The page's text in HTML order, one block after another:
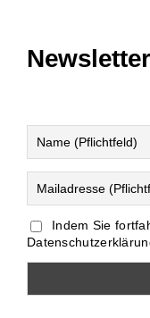
Indem Sie